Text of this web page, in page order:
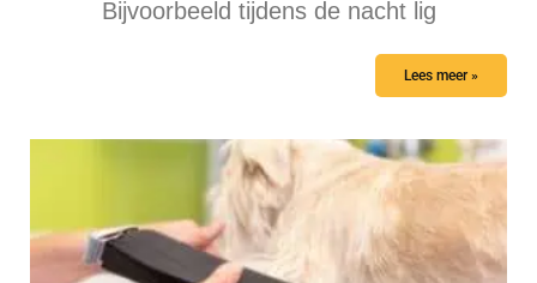
Bijvoorbeeld tijdens de nacht lig
Lees meer »